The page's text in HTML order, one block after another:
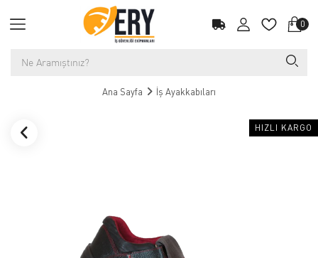
0
Ana Sayfa İş Ayakkabıları
HIZLI KARGO